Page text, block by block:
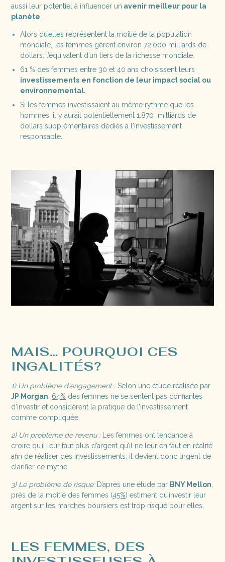
aussi leur potentiel à influencer un avenir meilleur pour la
planète
Alors qu’elles représentent la moitié de la population
mondiale, les femmes gèrent environ 72.000 milliards de
dollars, l’équivalent d’un tiers de la richesse mondiale.
61 % des femmes entre 30 et 40 ans choisissent leurs
investissements en fonction de leur impact social ou
environnemental.
Si les femmes investissaient au même rythme que les
hommes, il y aurait potentiellement 1.870 milliards de
dollars supplémentaires dédiés à l'investissement
responsable.
MAIS… POURQUOI CES
INGALITÉS?
1) Un problème d'engagement :Selon une étude réalisée par
JP Morgan 64% des femmes ne se sentent pas confiantes
d’investir et considèrent la pratique de l’investissement
comme compliquée.
2) Un problème de revenu :Les femmes ont tendance à
croire qu’il leur faut plus d’argent qu’il ne leur en faut en réalité
afin de réaliser des investissements, il devient donc urgent de
clarifier ce mythe.
3) Le problème de risque:D’après une étude par BNY Mellon
près de la moitié des femmes (45%) estiment qu’investir leur
argent sur les marchés boursiers est trop risqué pour elles.
LES FEMMES, DES